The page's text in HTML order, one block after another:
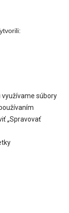
využívame súbory
„Spravovať